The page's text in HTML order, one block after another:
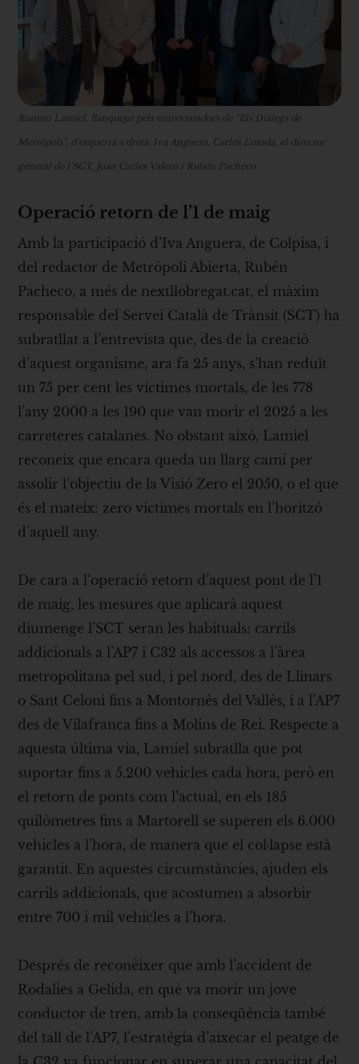
Ramon Lamiel, flanquejat pels entrevistadors de “Els Diàlegs de
Metrópoli”, d’esquerra a dreta, Iva Anguera, Carlos Losada, el director
general de l’SCT, Joan Carles Valero i Rubén Pacheco
Operació retorn de l’1 de maig
Amb la participació d’Iva Anguera, de Colpisa, i
del redactor de Metrópoli Abierta, Rubén
Pacheco, a més de nextllobregat.cat, el màxim
responsable del Servei Català de Trànsit (SCT) ha
subratllat a l’entrevista que, des de la creació
d’aquest organisme, ara fa 25 anys, s’han reduït
un 75 per cent les víctimes mortals, de les 778
l’any 2000 a les 190 que van morir el 2025 a les
carreteres catalanes. No obstant això, Lamiel
reconeix que encara queda un llarg camí per
assolir l’objectiu de la Visió Zero el 2050, o el que
és el mateix: zero víctimes mortals en l’horitzó
d’aquell any.
De cara a l’operació retorn d’aquest pont de l’1
de maig, les mesures que aplicarà aquest
diumenge l’SCT seran les habituals: carrils
addicionals a l’AP7 i C32 als accessos a l’àrea
metropolitana pel sud, i pel nord, des de Llinars
o Sant Celoni fins a Montornès del Vallès, i a l’AP7
des de Vilafranca fins a Molins de Rei. Respecte a
aquesta última via, Lamiel subratlla que pot
suportar fins a 5.200 vehicles cada hora, però en
el retorn de ponts com l’actual, en els 185
quilòmetres fins a Martorell se superen els 6.000
vehicles a l’hora, de manera que el col·lapse està
garantit. En aquestes circumstàncies, ajuden els
carrils addicionals, que acostumen a absorbir
entre 700 i mil vehicles a l’hora.
Després de reconèixer que amb l’accident de
Rodalies a Gelida, en què va morir un jove
conductor de tren, amb la conseqüència també
del tall de l’AP7, l’estratègia d’aixecar el peatge de